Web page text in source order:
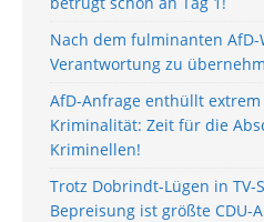
Nach dem fulminanten
Verantwortung zu
AfD-Anfrage enthüllt
Kriminalität: Zeit für die
Kriminellen!
Trotz Dobrindt-Lügen in TV-
Bepreisung ist größte CDU-